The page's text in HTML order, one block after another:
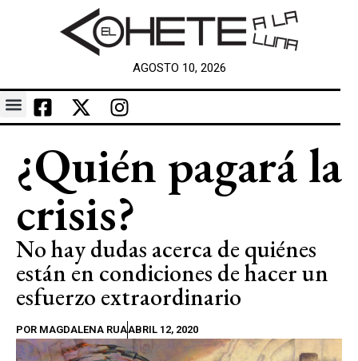
AGOSTO 10, 2026
¿Quién pagará la
crisis?
No hay dudas acerca de quiénes
están en condiciones de hacer un
esfuerzo extraordinario
POR MAGDALENA RUAABRIL 12, 2020